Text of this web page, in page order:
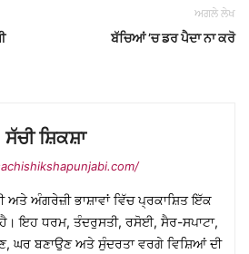
ਅਗਲੇ ਲੇਖ
ਬੱਚਿਆਂ ’ਚ ਡਰ ਪੈਦਾ ਨਾ ਕਰੋ
ਸੱਚੀ ਸ਼ਿਕਸ਼ਾ
ਅਤੇ ਅੰਗਰੇਜ਼ੀ ਭਾਸ਼ਾਵਾਂ ਵਿੱਚ ਪ੍ਰਕਾਸ਼ਿਤ ਇੱਕ
ਹੈ। ਇਹ ਧਰਮ, ਤੰਦਰੁਸਤੀ, ਰਸੋਈ, ਸੈਰ-ਸਪਾਟਾ,
ਘਰ ਬਣਾਉਣ ਅਤੇ ਸੁੰਦਰਤਾ ਵਰਗੇ ਵਿਸ਼ਿਆਂ ਦੀ